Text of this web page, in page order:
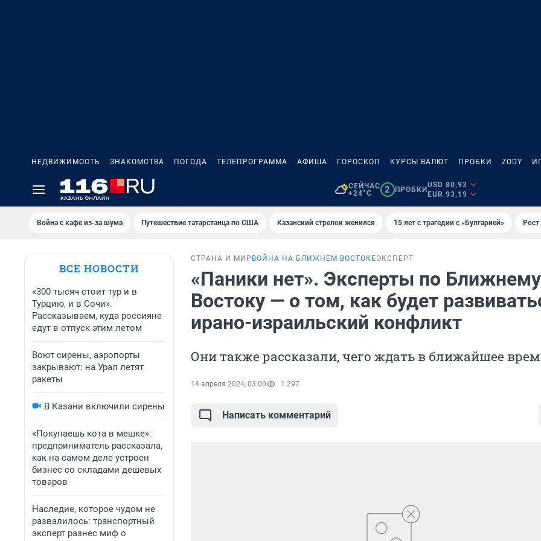
НЕДВИЖИМОСТЬ ЗНАКОМСТВА ПОГОДА ТЕЛЕПРОГРАММА АФИША ГОРОСКОП КУРСЫ ВАЛЮТ ПРОБКИ ZODY
СЕЙЧАС
+24°C
2 ПРОБКИ
USD 80,93
EUR 93,19
Война с кафе из-за шума Путешествие татарстанца по США Казанский стрелок женился 15 лет с трагедии с «Булгарией»
ВСЕ НОВОСТИ
«300 тысяч стоит тур и в
Турцию, и в Сочи».
Рассказываем, куда россияне
едут в отпуск этим летом
Воют сирены, аэропорты
закрывают: на Урал летят
ракеты
В Казани включили сирены
«Покупаешь кота в мешке»:
предприниматель рассказала,
как на самом деле устроен
бизнес со складами дешевых
товаров
Наследие, которое чудом не
развалилось: транспортный
эксперт разнес миф о
СТРАНА И МИР ВОЙНА НА БЛИЖНЕМ ВОСТОКЕЭКСПЕРТ
«Паники нет». Эксперты по Ближнему
Востоку — о том, как будет
ирано-израильский конфликт
Они также рассказали, чего ждать в ближайшее
14 апреля 2024, 03:00 1 297
Написать комментарий